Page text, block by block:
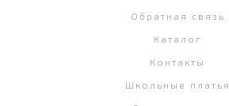
Обратная связь
Каталог
Контакты
Школьные платья